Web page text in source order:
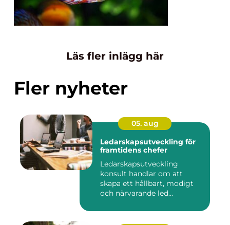
Läs fler inlägg här
Fler nyheter
05. aug
Ledarskapsutveckling för
framtidens chefer
Ledarskapsutveckling
konsult handlar om att
skapa ett hållbart, modigt
och närvarande led...